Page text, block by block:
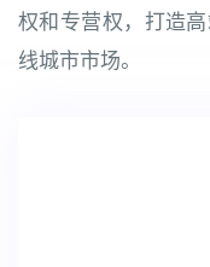
权和专营权，打造
线城市市场。